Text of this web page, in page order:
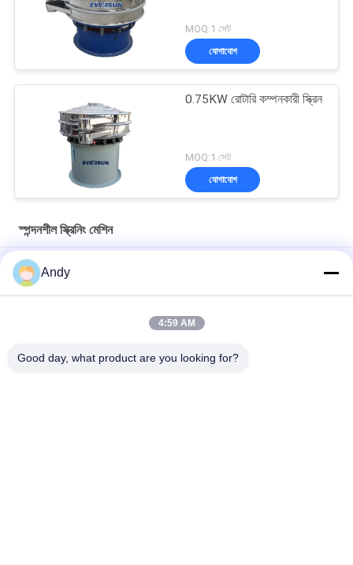
MOQ:1 সেট
যোগাযোগ
0.75KW রোটারি কম্পনকারী স্ক্রিন
MOQ:1 সেট
যোগাযোগ
স্পন্দনশীল স্ক্রিনিং মেশিন
সিলিকা বালি সিভ করার জন্য স্টেইনলেস স্টিল ভাইব্রেটরি স্ক্রীনিং মেশিন ভাইব্রো শেকার
সূক্ষ্ম এবং মোটা পদার্থ আলাদা করার জন্য স্ক্রিনের উপরিভাগে সর্পিল প্যাটার্ন উপাদান চলাচল
Andy
4:59 AM
Good day, what product are you looking for?